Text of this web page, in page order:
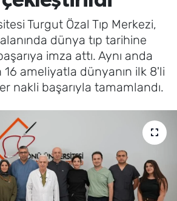
Turgut Özal Tıp Merkezi,
dünya tıp tarihine
imza attı. Aynı anda
ameliyatla dünyanın ilk 8'li
nakli başarıyla tamamlandı.